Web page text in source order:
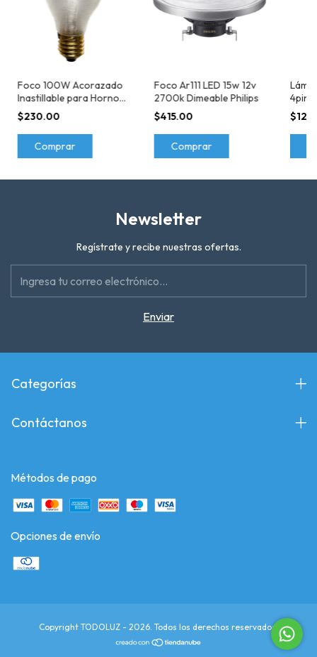
Foco 100W Acorazado
Inastillable para Hornos
de Alta Temperatura
$230.00
Comprar
Foco Ar111 LED 15w 12v
2700k Dimeable Philips
$415.00
Comprar
4pin (
26w
Newsletter
Regístrate y recibe nuestras ofertas.
Categorías
Contáctanos
Métodos de pago
Opciones de envío
Copyright TODOLUZ - 2026. Todos los derechos reservados.